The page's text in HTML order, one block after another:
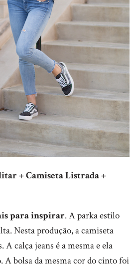
+ Camiseta Listrada +
para inspirar. A parka estilo
Nesta produção, a camiseta
calça jeans é a mesma e ela
A bolsa da mesma cor do cinto foi